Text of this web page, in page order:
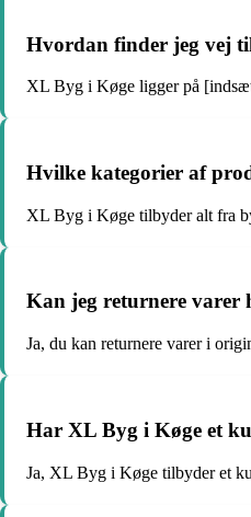
Hvordan finder jeg vej
XL Byg i Køge ligger på [indsæt
Hvilke kategorier af
XL Byg i Køge tilbyder alt fra
Kan jeg returnere varer
Ja, du kan returnere varer i
Har XL Byg i Køge et
Ja, XL Byg i Køge tilbyder et